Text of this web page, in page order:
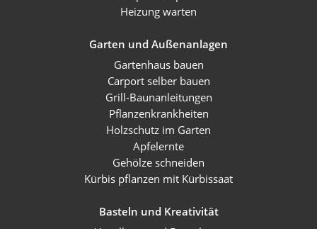
Heizung warten
Garten und Außenanlagen
Gartenhaus bauen
Carport selber bauen
Grill-Baunanleitungen
Pflanzenkrankheiten
Holzschutz im Garten
Apfelernte
Gehölze schneiden
Kürbis pflanzen mit Kürbissaat
Basteln und Kreativität